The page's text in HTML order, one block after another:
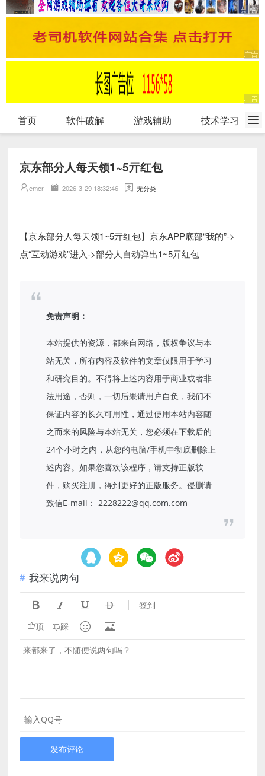
首页 软件破解 游戏辅助 技术学习
京东部分人每天领1~5亓红包
emer 2026-3-29 18:32:46 无分类
【京东部分人每天领1~5亓红包】京东APP底部“我的”->
点“互动游戏”进入->部分人自动弹出1~5亓红包
免责声明：
本站提供的资源，都来自网络，版权争议与本
站无关，所有内容及软件的文章仅限用于学习
和研究目的。不得将上述内容用于商业或者非
法用途，否则，一切后果请用户自负，我们不
保证内容的长久可用性，通过使用本站内容随
之而来的风险与本站无关，您必须在下载后的
24个小时之内，从您的电脑/手机中彻底删除上
述内容。如果您喜欢该程序，请支持正版软
件，购买注册，得到更好的正版服务。侵删请
致信E-mail： 2228222@qq.com.com
我来说两句
    签到
顶 踩  
发布评论